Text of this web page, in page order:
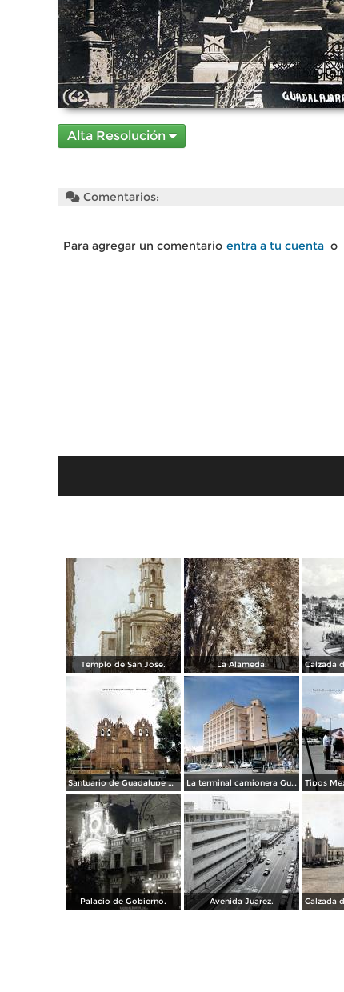
Alta Resolución
Comentarios:
Para agregar un comentario entra a tu cuenta o
Templo de San Jose. La Alameda.
Santuario de Guadalupe Guadalajara, Jalisco 1961. La terminal camionera Guadalajara, Jalisco 1961
Palacio de Gobierno. Avenida Juarez.